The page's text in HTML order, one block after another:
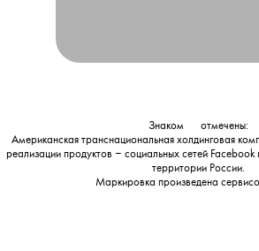
Знаком
отмечены:
Американская транснациональная холдинговая
реализации продуктов ‒ социальных сетей
территории России.
Маркировка произведена